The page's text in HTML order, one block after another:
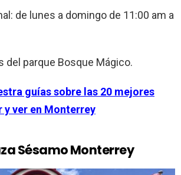
de lunes a domingo de 11:00 am a
del parque Bosque Mágico.
guías sobre las 20 mejores
y ver en Monterrey
Sésamo Monterrey